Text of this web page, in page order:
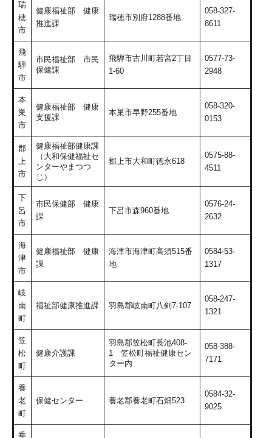
瑞
穂
市
健康福祉部 健康
推進課
瑞穂市別府1288番地
058-327-
8611
飛
騨
市
市民福祉部 市民
保健課
飛騨市古川町若宮2丁目
1-60
0577-73-
2948
本
巣
市
健康福祉部 健康
支援課
本巣市早野255番地
058-320-
0153
郡
上
市
健康福祉部健康課
（大和保健福祉セ
ンターやまつつ
じ）
郡上市大和町徳永618
0575-88-
4511
下
呂
市
市民保健部 健康
課
下呂市森960番地
0576-24-
2632
海
津
市
健康福祉部 健康
課
海津市海津町高須515番
地
0584-53-
1317
岐
南
町
福祉部健康推進課 羽島郡岐南町八剣7-107
058-247-
1321
笠
松
町
健康介護課
羽島郡笠松町長池408-
1 笠松町福祉健康セン
ター内
058-388-
7171
養
老
町
保健センター 養老郡養老町石畑523
0584-32-
9025
垂